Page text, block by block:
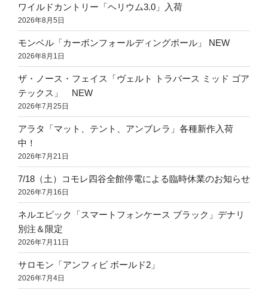
ワイルドカントリー「ヘリウム3.0」入荷
2026年8月5日
モンベル「カーボンフォールディングポール」 NEW
2026年8月1日
ザ・ノース・フェイス「ヴェルト トラバース ミッド ゴア
テックス」 NEW
2026年7月25日
アラタ「マット、テント、アンブレラ」各種新作入荷
中！
2026年7月21日
7/18（土）コモレ四谷全館停電による臨時休業のお知らせ
2026年7月16日
ネルエピック「スマートフォンケース ブラック」デナリ
別注＆限定
2026年7月11日
サロモン「アンフィビ ボールド2」
2026年7月4日